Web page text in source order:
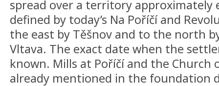
spread over a territory approximately
defined by today’s Na Poříčí and
the east by Těšnov and to the north
Vltava. The exact date when the
known. Mills at Poříčí and the Church
already mentioned in the foundation